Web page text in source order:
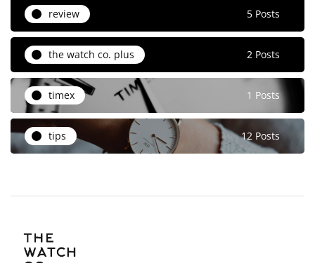
review 5 Posts
the watch co. plus 2 Posts
timex 1 Posts
tips 12 Posts